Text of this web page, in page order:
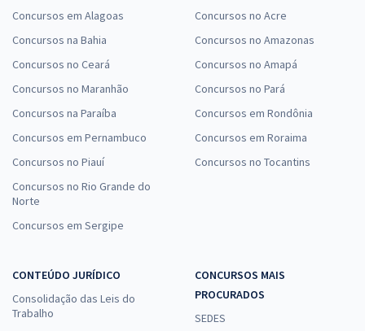
Concursos em Alagoas
Concursos na Bahia
Concursos no Ceará
Concursos no Maranhão
Concursos na Paraíba
Concursos em Pernambuco
Concursos no Piauí
Concursos no Rio Grande do
Norte
Concursos em Sergipe
Concursos no Acre
Concursos no Amazonas
Concursos no Amapá
Concursos no Pará
Concursos em Rondônia
Concursos em Roraima
Concursos no Tocantins
CONTEÚDO JURÍDICO
Consolidação das Leis do
Trabalho
CONCURSOS MAIS
PROCURADOS
SEDES